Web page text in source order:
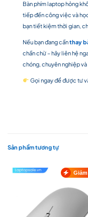
Bàn phím laptop hỏng
tiếp đến công việc và
bạn tiết kiệm thời gian,
Nếu bạn đang cầnthay
chần chừ – hãy liên hệ
chóng, chuyên nghiệp và
Gọi ngay để được tư
Sản phẩm tương tự